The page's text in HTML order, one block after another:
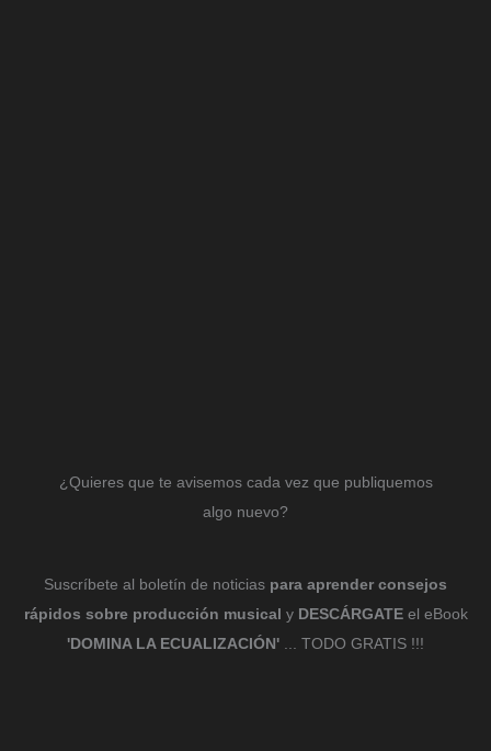
¿Quieres que te avisemos cada vez que publiquemos
algo nuevo?
Suscríbete al boletín de noticias para aprender consejos
rápidos sobre producción musical y DESCÁRGATEel eBook
'DOMINA LA ECUALIZACIÓN' ... TODO GRATIS !!!